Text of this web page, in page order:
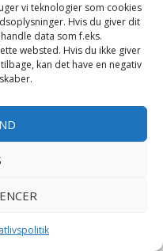
vi teknologier som cookies
Hvis du giver dit
data som f.eks.
websted. Hvis du ikke giver
kan det have en negativ